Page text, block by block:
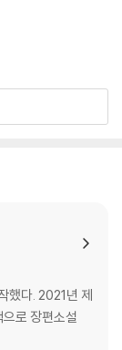
띈다. 〈앨리스타
으로, 세련된 교양
심을 향한 갈망과
게 포착한다. 마지
겨진 모녀가 화석
메우려는 마음이라
을 냉정하게 바라
는 찰나의 순간들
라도 어둠을 따라
과 마음을 나누며
로를 전부 이해할
했다. 2021년 제
로 장편소설